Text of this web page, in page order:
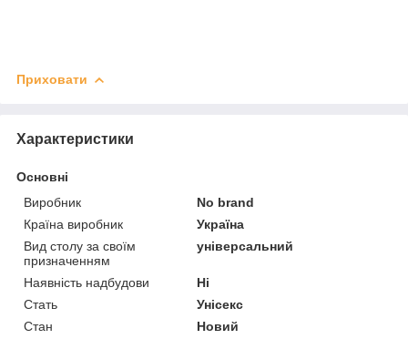
Приховати
Характеристики
Основні
Виробник
No brand
Країна виробник
Україна
Вид столу за своїм
призначенням
універсальний
Наявність надбудови
Ні
Стать
Унісекс
Стан
Новий